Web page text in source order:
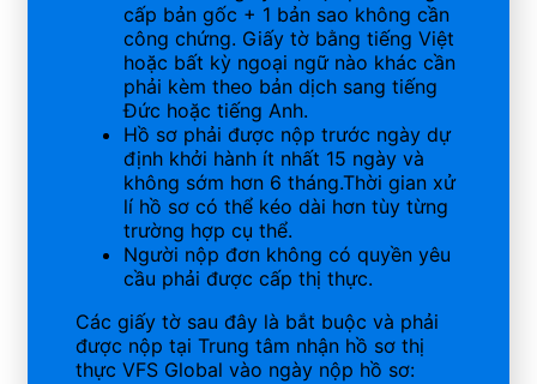
cấp bản gốc + 1 bản sao không cần
công chứng. Giấy tờ bằng tiếng Việt
hoặc bất kỳ ngoại ngữ nào khác cần
phải kèm theo bản dịch sang tiếng
Đức hoặc tiếng Anh.
Hồ sơ phải được nộp trước ngày dự
định khởi hành ít nhất 15 ngày và
không sớm hơn 6 tháng.Thời gian xử
lí hồ sơ có thể kéo dài hơn tùy từng
trường hợp cụ thể.
Người nộp đơn không có quyền yêu
cầu phải được cấp thị thực.
Các giấy tờ sau đây là bắt buộc và phải
được nộp tại Trung tâm nhận hồ sơ thị
thực VFS Global vào ngày nộp hồ sơ: